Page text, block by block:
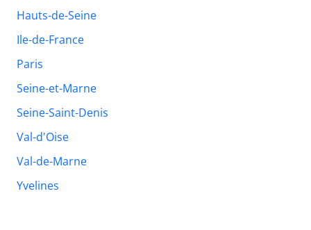
Hauts-de-Seine
Ile-de-France
Paris
Seine-et-Marne
Seine-Saint-Denis
Val-d'Oise
Val-de-Marne
Yvelines